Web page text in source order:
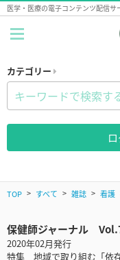
医学・医療の電子コンテンツ配信サ
カテゴリー
TOP すべて 雑誌 看護
保健師ジャーナル
2020年02月発行
特集 地域で取り組む「依